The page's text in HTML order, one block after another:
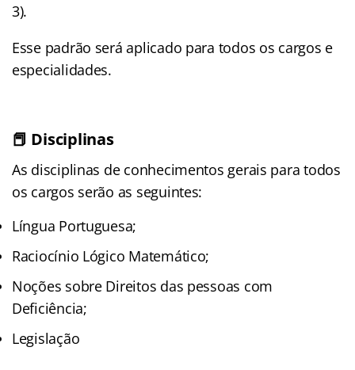
3).
Esse padrão será aplicado para todos os cargos e
especialidades.
📕 Disciplinas
As disciplinas de conhecimentos gerais para todos
os cargos serão as seguintes:
Língua Portuguesa;
Raciocínio Lógico Matemático;
Noções sobre Direitos das pessoas com
Deficiência;
Legislação